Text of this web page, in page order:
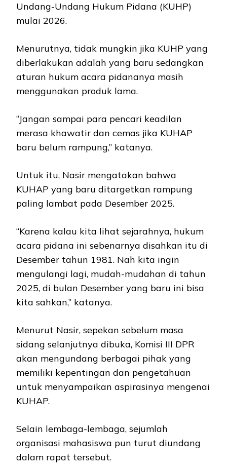
Undang-Undang Hukum Pidana (KUHP)
mulai 2026.
Menurutnya, tidak mungkin jika KUHP yang
diberlakukan adalah yang baru sedangkan
aturan hukum acara pidananya masih
menggunakan produk lama.
“Jangan sampai para pencari keadilan
merasa khawatir dan cemas jika KUHAP
baru belum rampung,” katanya.
Untuk itu, Nasir mengatakan bahwa
KUHAP yang baru ditargetkan rampung
paling lambat pada Desember 2025.
“Karena kalau kita lihat sejarahnya, hukum
acara pidana ini sebenarnya disahkan itu di
Desember tahun 1981. Nah kita ingin
mengulangi lagi, mudah-mudahan di tahun
2025, di bulan Desember yang baru ini bisa
kita sahkan,” katanya.
Menurut Nasir, sepekan sebelum masa
sidang selanjutnya dibuka, Komisi III DPR
akan mengundang berbagai pihak yang
memiliki kepentingan dan pengetahuan
untuk menyampaikan aspirasinya mengenai
KUHAP.
Selain lembaga-lembaga, sejumlah
organisasi mahasiswa pun turut diundang
dalam rapat tersebut.